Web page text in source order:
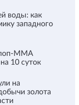
воды: как
западного
поп-ММА
10 суток
на
золота